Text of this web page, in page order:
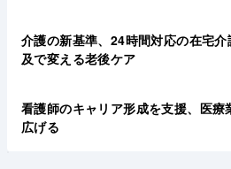
介護の新基準、24時間対応の在宅
及で変える老後ケア
看護師のキャリア形成を支援、医療
広げる